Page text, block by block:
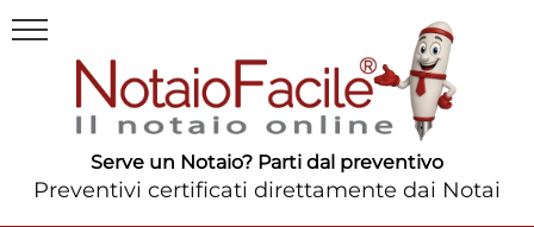
Serve un Notaio? Parti dal preventivo
Preventivi certificati direttamente dai Notai